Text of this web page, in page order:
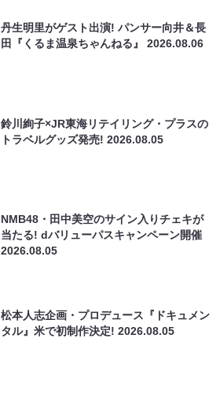
丹生明里がゲスト出演! パンサー向井＆長
田『くるま温泉ちゃんねる』2026.08.06
鈴川絢子×JR東海リテイリング・プラスの
トラベルグッズ発売!2026.08.05
NMB48・田中美空のサイン入りチェキが
当たる! dバリューパスキャンペーン開催
2026.08.05
松本人志企画・プロデュース『ドキュメン
タル』米で初制作決定!2026.08.05